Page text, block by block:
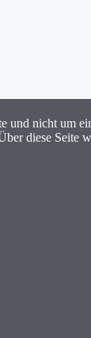
nicht um
diese Seite